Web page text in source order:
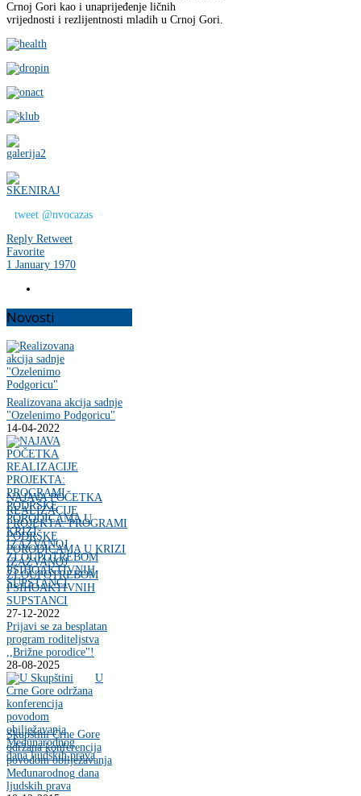
Crnoj Gori kao i unaprijeđenje ličnih
vrijednosti i rezlijentnosti mladih u Crnoj Gori.
tweet @nvocazas
Reply Retweet
Favorite
1 January 1970
Novosti
Realizovana akcija sadnje
"Ozelenimo Podgoricu"
14-04-2022
NAJAVA POČETKA
REALIZACIJE
PROJEKTA: PROGRAMI
PODRŠKE
PORODICAMA U KRIZI
IZAZVANOJ
ZLOUPOTREBOM
PSIHOAKTIVNIH
SUPSTANCI
27-12-2022
Prijavi se za besplatan
program roditeljstva
,,Brižne porodice"!
28-08-2025
U
Skupštini Crne Gore
održana konferencija
povodom obilježavanja
Međunarodnog dana
ljudskih prava